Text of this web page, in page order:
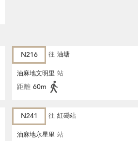
N216 往 油塘
油麻地文明里 站
距離 60m
N241 往 紅磡站
油麻地永星里 站